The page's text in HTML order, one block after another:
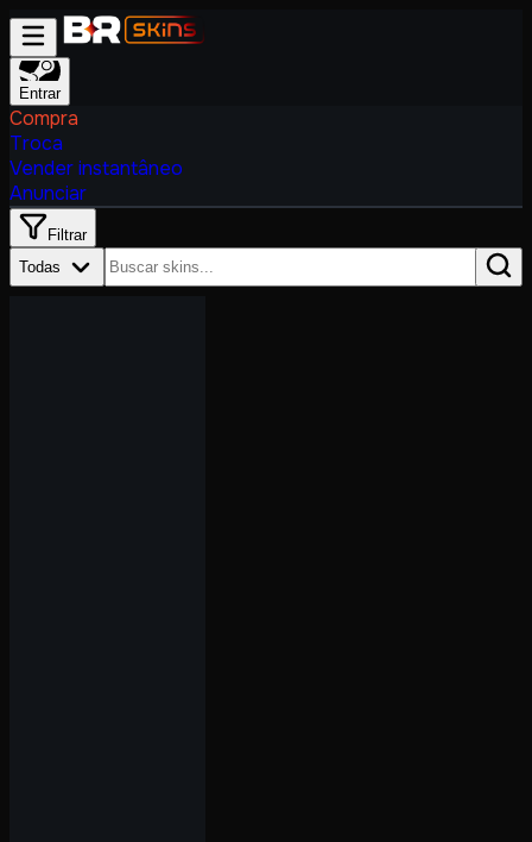
Entrar
Compra
Troca
Vender instantâneo
Anunciar
Filtrar
Todas